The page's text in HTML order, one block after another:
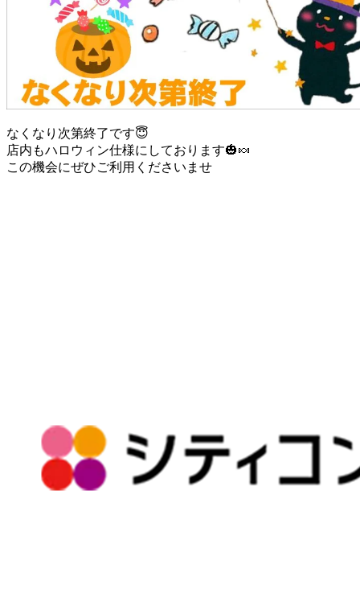
なくなり次第終了です😇
店内もハロウィン仕様にしております🎃🍬
この機会にぜひご利用くださいませ